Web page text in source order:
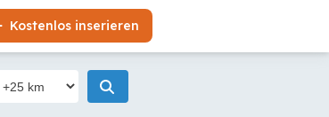
Kostenlos inserieren